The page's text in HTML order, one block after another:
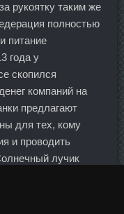
рукоятку таким же
полностью
питание
года у
скопился
компаний на
предлагают
для тех, кому
и проводить
лучик